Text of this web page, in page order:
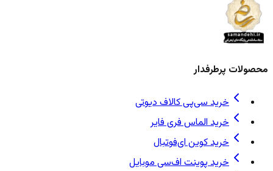
محصولات پرطرفدار
خرید سی‌پی کالاف دیوتی
خرید الماس فری فایر
خرید کوین ای‌فوتبال
خرید پوینت اف‌سی موبایل